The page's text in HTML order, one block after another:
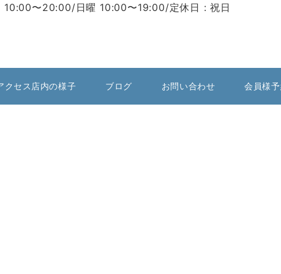
〜20:00/日曜 10:00〜19:00/定休日 : 祝日
クセス店内の様子 ブログ お問い合わせ 会員様